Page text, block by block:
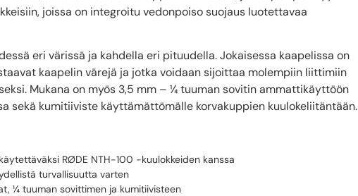
joissa on integroitu vedonpoiso suojaus luotettavaa
eri värissä ja kahdella eri pituudella. Jokaisessa kaapelissa on
kaapelin värejä ja jotka voidaan sijoittaa molempiin liittimiin
Mukana on myös 3,5 mm – ¼ tuuman sovitin ammattikäyttöön
sekä kumitiiviste käyttämättömälle korvakuppien kuulokeliitäntään.
RØDE NTH-100 -kuulokkeiden kanssa
turvallisuutta varten
¼ tuuman sovittimen ja kumitiivisteen